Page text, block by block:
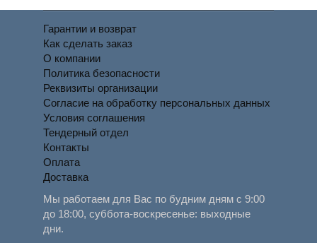
Гарантии и возврат
Как сделать заказ
О компании
Политика безопасности
Реквизиты организации
Согласие на обработку персональных данных
Условия соглашения
Тендерный отдел
Контакты
Оплата
Доставка
Мы работаем для Вас по будним дням с 9:00
до 18:00, суббота-воскресенье: выходные
дни.